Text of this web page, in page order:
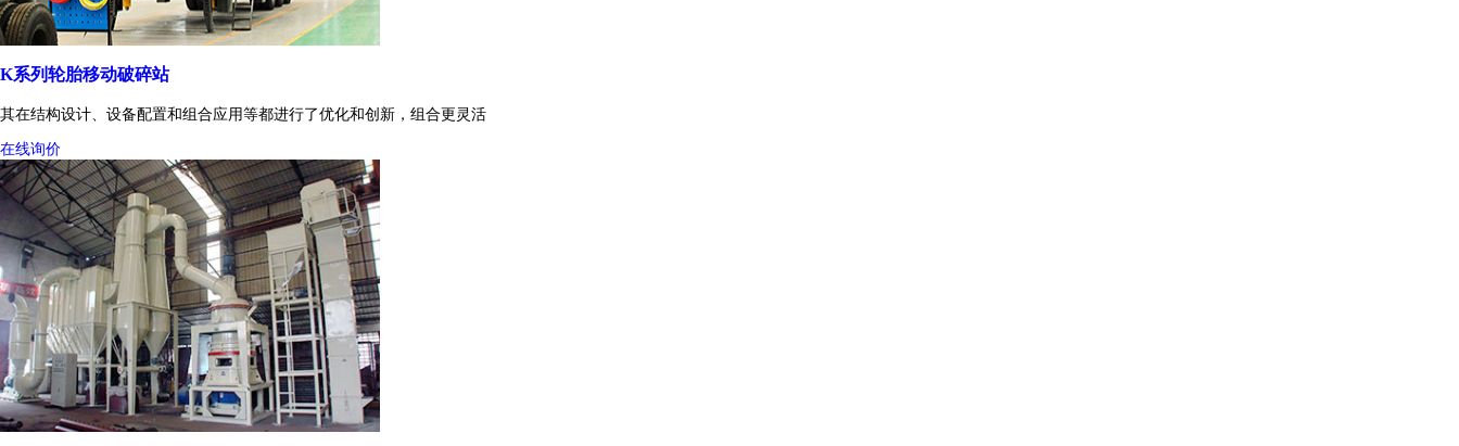
K系列轮胎移动破碎站
其在结构设计、设备配置和组合应用等都进行了优化和创新，组合更灵活
在线询价